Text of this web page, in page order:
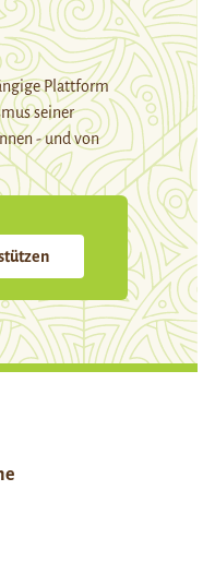
Plattform
seiner
- und von